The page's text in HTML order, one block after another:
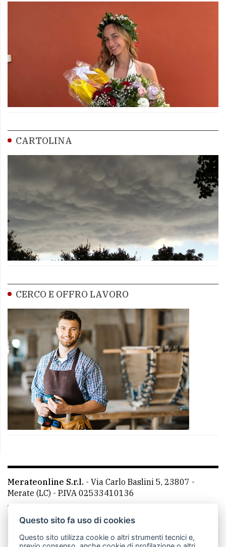
CARTOLINA
CERCO E OFFRO LAVORO
Merateonline S.r.l. - Via Carlo Baslini 5, 23807 -
Merate (LC) - P.IVA 02533410136
Telefono:
mail: redazione@merateonline.it
La redazione
CasateOnline LeccoOnline
RSS
Questo sito fa uso di cookies
Questo sito utilizza cookie o altri strumenti tecnici e,